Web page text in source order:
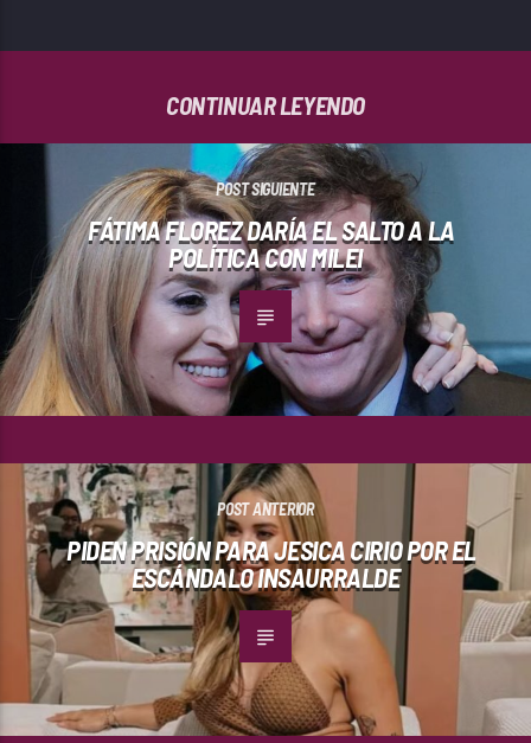
CONTINUAR LEYENDO
POST SIGUIENTE
FÁTIMA FLOREZ DARÍA EL SALTO A LA
POLÍTICA CON MILEI
POST ANTERIOR
PIDEN PRISIÓN PARA JESICA CIRIO POR EL
ESCÁNDALO INSAURRALDE